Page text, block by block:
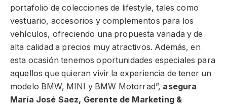
portafolio de colecciones de lifestyle, tales como
vestuario, accesorios y complementos para los
vehículos, ofreciendo una propuesta variada y de
alta calidad a precios muy atractivos. Además, en
esta ocasión tenemos oportunidades especiales para
aquellos que quieran vivir la experiencia de tener un
modelo BMW, MINI y BMW Motorrad”, asegura
María José Saez, Gerente de Marketing &